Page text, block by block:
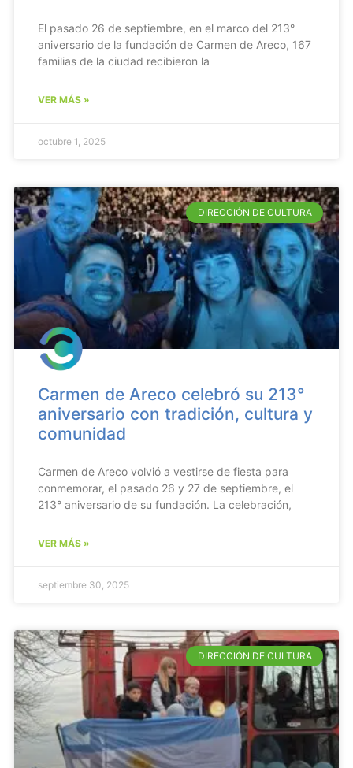
El pasado 26 de septiembre, en el marco del 213°
aniversario de la fundación de Carmen de Areco, 167
familias de la ciudad recibieron la
VER MÁS »
octubre 1, 2025
DIRECCIÓN DE CULTURA
Carmen de Areco celebró su 213°
aniversario con tradición, cultura y
comunidad
Carmen de Areco volvió a vestirse de fiesta para
conmemorar, el pasado 26 y 27 de septiembre, el
213° aniversario de su fundación. La celebración,
VER MÁS »
septiembre 30, 2025
DIRECCIÓN DE CULTURA